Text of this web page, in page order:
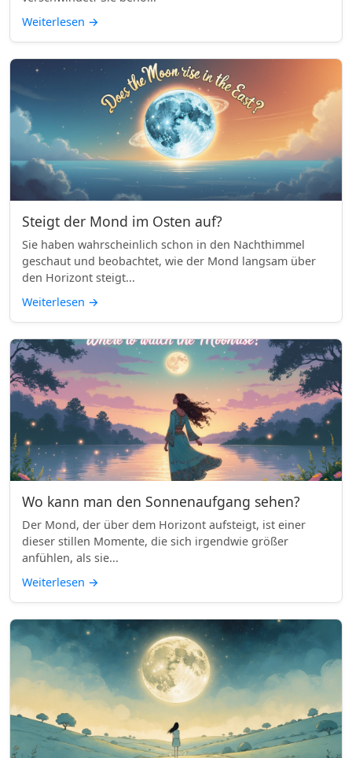
Weiterlesen →
Steigt der Mond im Osten auf?
Sie haben wahrscheinlich schon in den Nachthimmel
geschaut und beobachtet, wie der Mond langsam über
den Horizont steigt...
Weiterlesen →
Wo kann man den Sonnenaufgang sehen?
Der Mond, der über dem Horizont aufsteigt, ist einer
dieser stillen Momente, die sich irgendwie größer
anfühlen, als sie...
Weiterlesen →